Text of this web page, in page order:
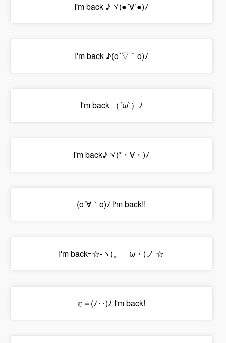
I'm back ♪ヾ(●´∀`●)ﾉ
I'm back ♪(o´▽｀o)ﾉ
I'm back （´ω`）ﾉ
I'm back♪ヾ(*・∀・)ﾉ
(o´∀｀o)ﾉ I'm back!!
I'm backｰ☆-ヽ(。ゝω・)ノ ☆
ε＝(ﾉ‥)ﾉ I'm back!